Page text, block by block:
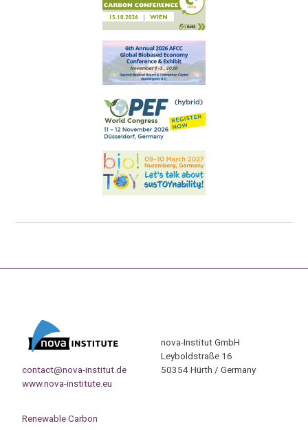
contact@nova-institut.de
www.nova-institute.eu
nova-Institut GmbH
Leyboldstraße 16
50354 Hürth / Germany
Renewable Carbon